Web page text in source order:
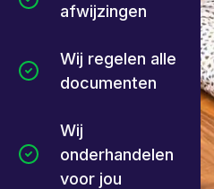
afwijzingen
Wij regelen alle
documenten
Wij
onderhandelen
voor jou